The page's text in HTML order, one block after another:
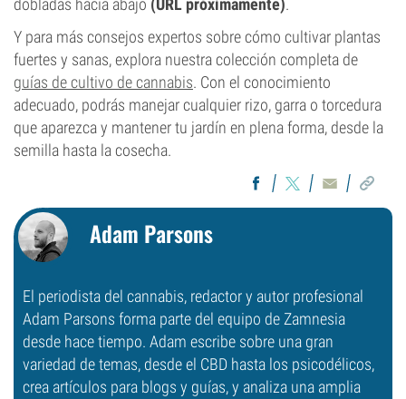
dobladas hacia abajo (URL próximamente).
Y para más consejos expertos sobre cómo cultivar plantas
fuertes y sanas, explora nuestra colección completa de
guías de cultivo de cannabis. Con el conocimiento
adecuado, podrás manejar cualquier rizo, garra o torcedura
que aparezca y mantener tu jardín en plena forma, desde la
semilla hasta la cosecha.
Adam Parsons
El periodista del cannabis, redactor y autor profesional
Adam Parsons forma parte del equipo de Zamnesia
desde hace tiempo. Adam escribe sobre una gran
variedad de temas, desde el CBD hasta los psicodélicos,
crea artículos para blogs y guías, y analiza una amplia